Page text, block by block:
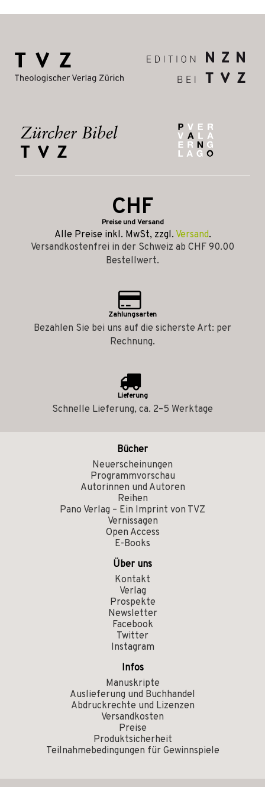
CHF
Preise und Versand
Alle Preise inkl. MwSt, zzgl. Versand.
Versandkostenfrei in der Schweiz ab CHF 90.00
Bestellwert.
Zahlungsarten
Bezahlen Sie bei uns auf die sicherste Art: per
Rechnung.
Lieferung
Schnelle Lieferung, ca. 2–5 Werktage
Bücher
Neuerscheinungen
Programmvorschau
Autorinnen und Autoren
Reihen
Pano Verlag – Ein Imprint von TVZ
Vernissagen
Open Access
E-Books
Über uns
Kontakt
Verlag
Prospekte
Newsletter
Facebook
Twitter
Instagram
Infos
Manuskripte
Auslieferung und Buchhandel
Abdruckrechte und Lizenzen
Versandkosten
Preise
Produktsicherheit
Teilnahmebedingungen für Gewinnspiele